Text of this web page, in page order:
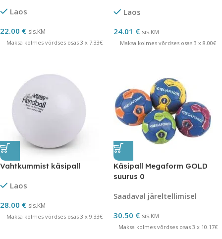
Laos
22.00 € sis.KM
Maksa kolmes võrdses osas 3 x 7.33€
Laos
24.01 € sis.KM
Maksa kolmes võrdses osas 3 x 8.00€
Vahtkummist käsipall
Laos
28.00 € sis.KM
Maksa kolmes võrdses osas 3 x 9.33€
Käsipall Megaform GOLD
suurus 0
Saadaval järeltellimisel
30.50 € sis.KM
Maksa kolmes võrdses osas 3 x 10.17€